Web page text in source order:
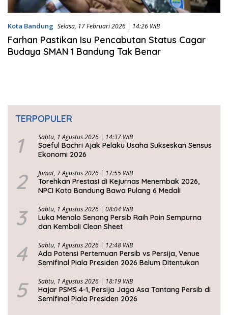
Kota Bandung Selasa, 17 Februari 2026 | 14:26 WIB
Farhan Pastikan Isu Pencabutan Status Cagar
Budaya SMAN 1 Bandung Tak Benar
TERPOPULER
1 Sabtu, 1 Agustus 2026 | 14:37 WIB
Saeful Bachri Ajak Pelaku Usaha Sukseskan Sensus
Ekonomi 2026
2 Jumat, 7 Agustus 2026 | 17:55 WIB
Torehkan Prestasi di Kejurnas Menembak 2026,
NPCI Kota Bandung Bawa Pulang 6 Medali
3 Sabtu, 1 Agustus 2026 | 08:04 WIB
Luka Menalo Senang Persib Raih Poin Sempurna
dan Kembali Clean Sheet
4 Sabtu, 1 Agustus 2026 | 12:48 WIB
Ada Potensi Pertemuan Persib vs Persija, Venue
Semifinal Piala Presiden 2026 Belum Ditentukan
5 Sabtu, 1 Agustus 2026 | 18:19 WIB
Hajar PSMS 4-1, Persija Jaga Asa Tantang Persib di
Semifinal Piala Presiden 2026